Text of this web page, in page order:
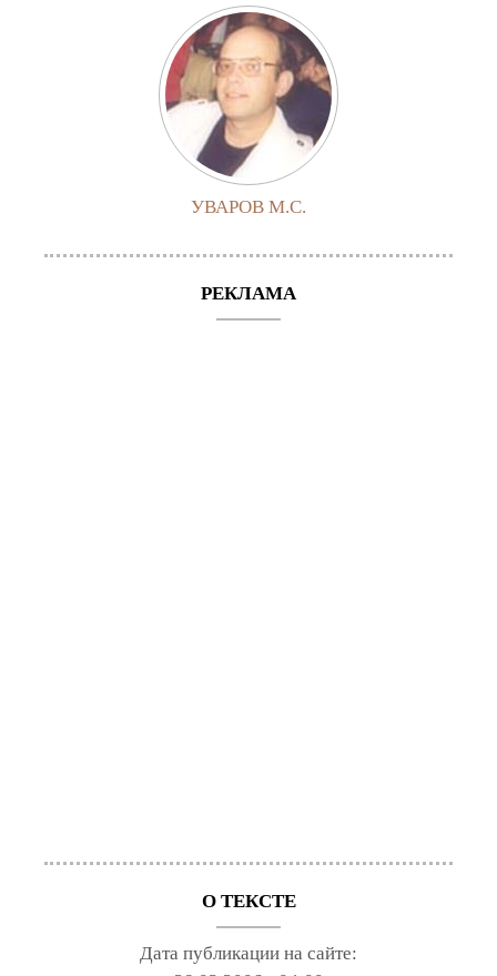
УВАРОВ М.С.
РЕКЛАМА
О ТЕКСТЕ
Дата публикации на сайте: